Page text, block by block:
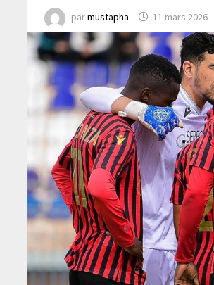
parmustapha 11 mars 2026